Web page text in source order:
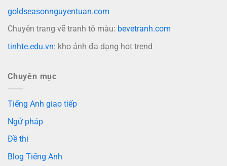
goldseasonnguyentuan.com
Chuyên trang vẽ tranh tô màu: bevetranh.com
tinhte.edu.vn: kho ảnh đa dạng hot trend
Chuyên mục
Tiếng Anh giao tiếp
Ngữ pháp
Đề thi
Blog Tiếng Anh